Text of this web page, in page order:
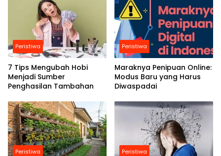
Peristiwa
7 Tips Mengubah Hobi
Menjadi Sumber
Penghasilan Tambahan
Peristiwa
Maraknya Penipuan Online:
Modus Baru yang Harus
Diwaspadai
Peristiwa Peristiwa